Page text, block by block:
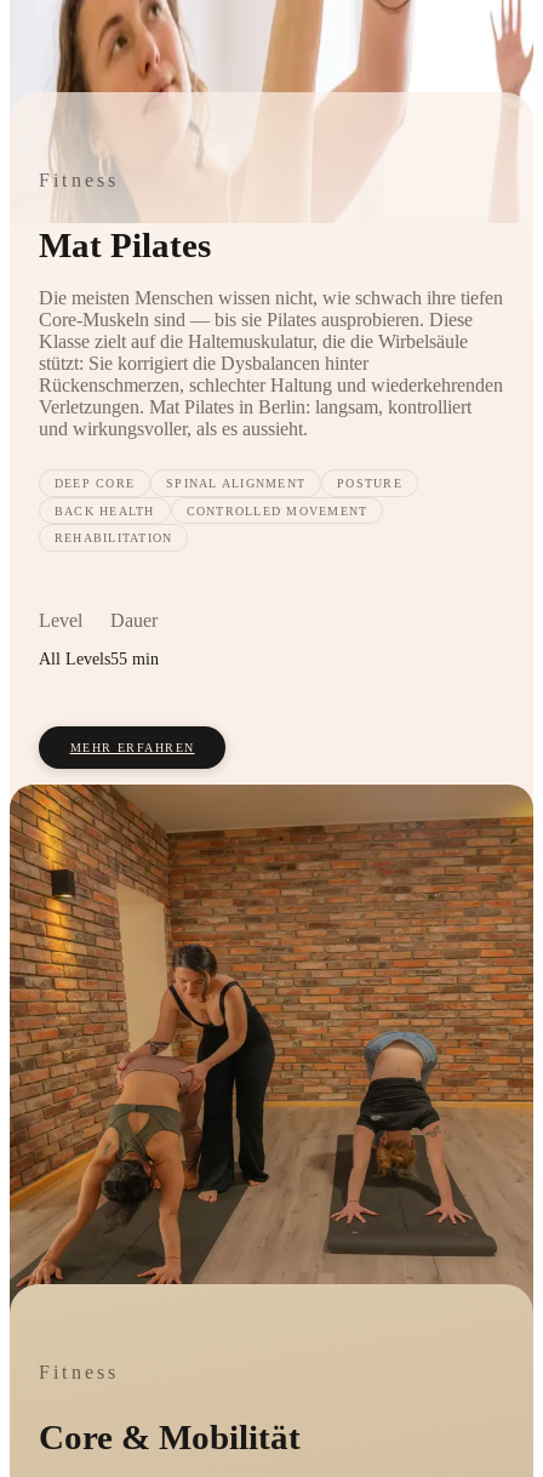
Fitness
Mat Pilates
Die meisten Menschen wissen nicht, wie schwach ihre tiefen
Core-Muskeln sind — bis sie Pilates ausprobieren. Diese
Klasse zielt auf die Haltemuskulatur, die die Wirbelsäule
stützt: Sie korrigiert die Dysbalancen hinter
Rückenschmerzen, schlechter Haltung und wiederkehrenden
Verletzungen. Mat Pilates in Berlin: langsam, kontrolliert
und wirkungsvoller, als es aussieht.
DEEP CORE SPINAL ALIGNMENT POSTURE
BACK HEALTH CONTROLLED MOVEMENT
REHABILITATION
Level
All Levels
Dauer
55 min
MEHR ERFAHREN
Fitness
Core & Mobilität